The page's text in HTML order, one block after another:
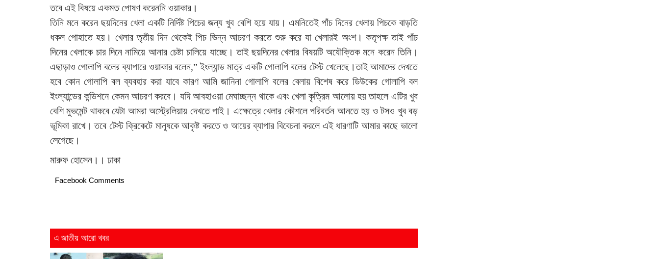
তবে এই বিষয়ে একমত পোষণ করেননি ওয়াকার।
তিনি মনে করেন ছয়দিনের খেলা একটি নির্দিষ্ট পিচের জন্য খুব বেশি হয়ে যায়। এমনিতেই পাঁচ দিনের খেলায় পিচকে বাড়তি
ধকল পোহাতে হয়। খেলার তৃতীয় দিন থেকেই পিচ ভিন্ন আচরণ করতে শুরু করে যা খেলারই অংশ। কতৃপক্ষ তাই পাঁচ
দিনের খেলাকে চার দিনে নামিয়ে আনার চেষ্টা চালিয়ে যাচ্ছে। তাই ছয়দিনের খেলার বিষয়টি অযৌক্তিক মনে করেন তিনি।
এছাড়াও গোলাপি বলের ব্যাপারে ওয়াকার বলেন,” ইংল্যান্ড মাত্র একটি গোলাপি বলের টেস্ট খেলেছে।তাই আমাদের দেখতে
হবে কোন গোলাপি বল ব্যবহার করা যাবে কারণ আমি জানিনা গোলাপি বলের বেলায় বিশেষ করে ডিউকের গোলাপি বল
ইংল্যান্ডের কন্ডিশনে কেমন আচরণ করবে। যদি আবহাওয়া মেঘাচ্ছন্ন থাকে এবং খেলা কৃত্রিম আলোয় হয় তাহলে এটির খুব
বেশি মুভমেন্ট থাকবে যেটা আমরা অস্ট্রেলিয়ায় দেখতে পাই। এক্ষেত্রে খেলার কৌশলে পরিবর্তন আনতে হয় ও টসও খুব বড়
ভূমিকা রাখে। তবে টেস্ট ক্রিকেটে মানুষকে আকৃষ্ট করতে ও আয়ের ব্যাপার বিবেচনা করলে এই ধারণাটি আমার কাছে ভালো
লেগেছে।
মারুফ হোসেন।। ঢাকা
Facebook Comments
এ জাতীয় আরো খবর